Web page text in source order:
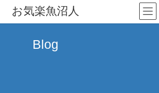
お気楽魚沼人
Blog